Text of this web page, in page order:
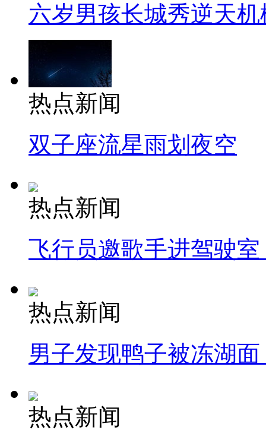
六岁男孩长城秀逆天机
热点新闻
双子座流星雨划夜空
热点新闻
飞行员邀歌手进驾驶
热点新闻
男子发现鸭子被冻湖
热点新闻